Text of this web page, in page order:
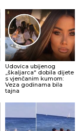
Udovica ubijenog
„škaljarca“ dobila dijete
s vjenčanim kumom:
Veza godinama bila
tajna